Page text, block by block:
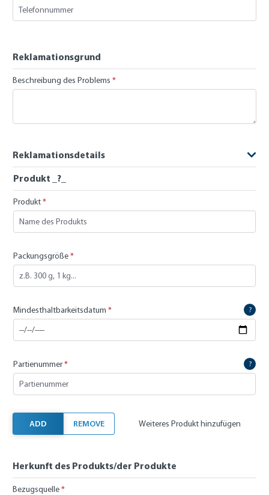
Reklamationsgrund
Beschreibung des Problems *
Reklamationsdetails
ADD REMOVE Weiteres Produkt hinzufügen
Produkt _?_
Produkt*
Packungsgröße*
Mindesthaltbarkeitsdatum * ?
Partienummer* ?
Herkunft des Produkts/der Produkte
Bezugsquelle*